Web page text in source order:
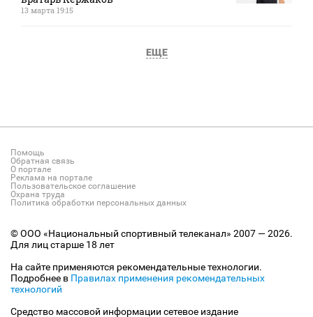
13 марта 19:15
ЕЩЕ
Помощь
Обратная связь
О портале
Реклама на портале
Пользовательское соглашение
Охрана труда
Политика обработки персональных данных
© ООО «Национальный спортивный телеканал» 2007 — 2026.
Для лиц старше 18 лет
На сайте применяются рекомендательные технологии.
Подробнее в Правилах применения рекомендательных
технологий
Средство массовой информации сетевое издание